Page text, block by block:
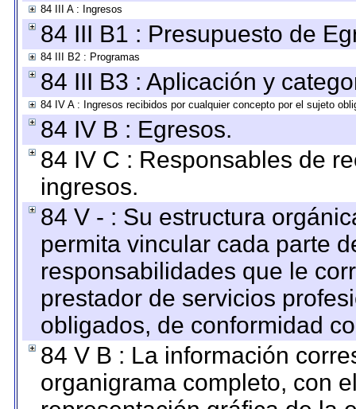
84 III A : Ingresos
84 III B1 : Presupuesto de
84 III B2 : Programas
84 III B3 : Aplicación y
84 IV A : Ingresos recibidos por cualquier concepto por el sujeto
84 IV B : Egresos.
84 IV C : Responsables de
ingresos.
84 V - : Su estructura
permita vincular cada parte
responsabilidades que le
prestador de servicios
obligados, de conformidad
84 V B : La información
organigrama completo, con